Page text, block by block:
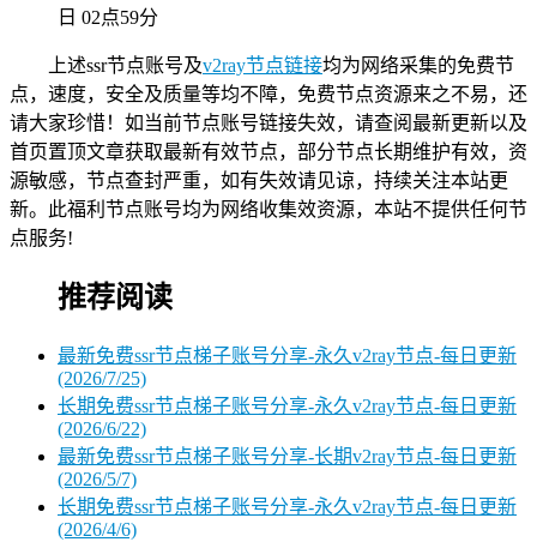
日 02点59分
上述ssr节点账号及v2ray节点链接均为网络采集的免费节
点，速度，安全及质量等均不障，免费节点资源来之不易，还
请大家珍惜！如当前节点账号链接失效，请查阅最新更新以及
首页置顶文章获取最新有效节点，部分节点长期维护有效，资
源敏感，节点查封严重，如有失效请见谅，持续关注本站更
新。此福利节点账号均为网络收集效资源，本站不提供任何节
点服务!
推荐阅读
最新免费ssr节点梯子账号分享-永久v2ray节点-每日更新
(2026/7/25)
长期免费ssr节点梯子账号分享-永久v2ray节点-每日更新
(2026/6/22)
最新免费ssr节点梯子账号分享-长期v2ray节点-每日更新
(2026/5/7)
长期免费ssr节点梯子账号分享-永久v2ray节点-每日更新
(2026/4/6)